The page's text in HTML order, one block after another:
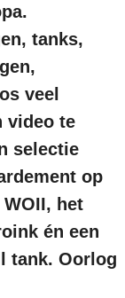
tanks,
veel
video te
selectie
op
het
én een
tank. Oorlog